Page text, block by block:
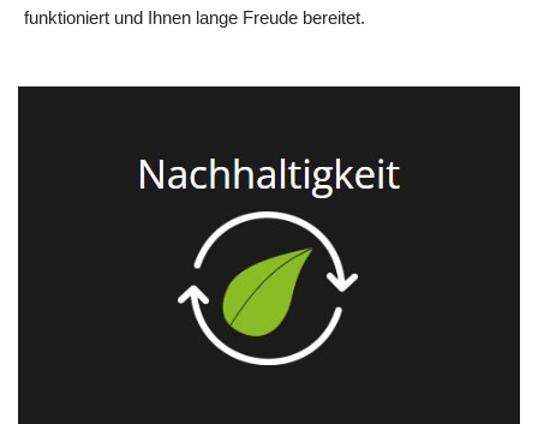
funktioniert und Ihnen lange Freude bereitet.